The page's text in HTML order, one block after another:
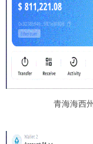
青海海西